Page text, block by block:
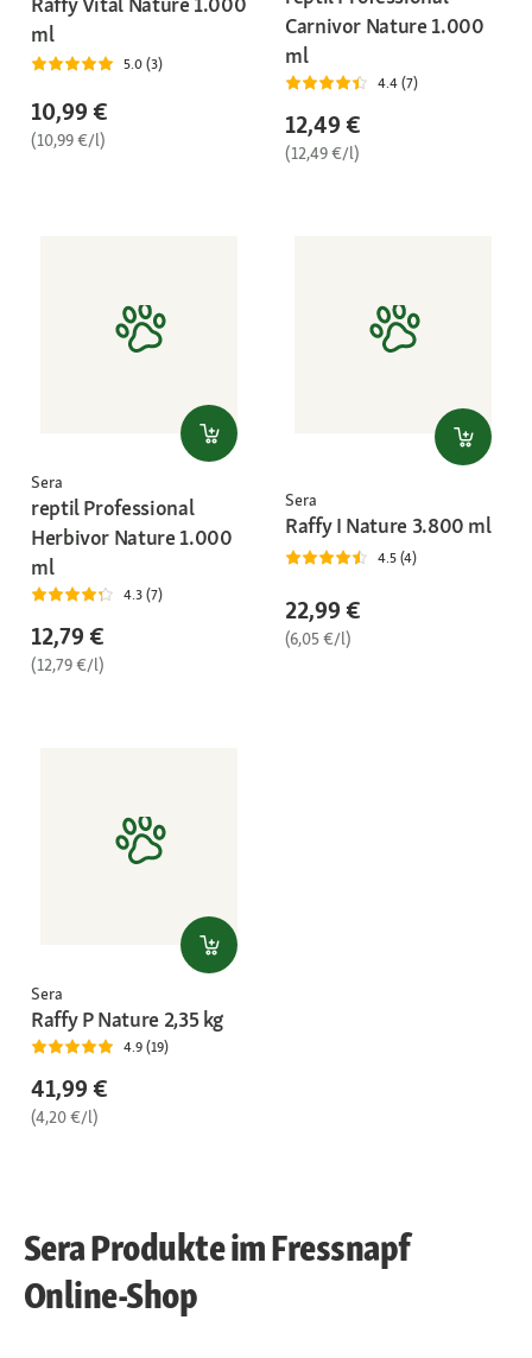
ml
5.0 (3)
10,99 €
(10,99 €/l)
Carnivor Nature 1.000
ml
4.4 (7)
12,49 €
(12,49 €/l)
Sera
reptil Professional
Herbivor Nature 1.000
ml
4.3 (7)
12,79 €
(12,79 €/l)
Sera
Raffy I Nature 3.800 ml
4.5 (4)
22,99 €
(6,05 €/l)
Sera
Raffy P Nature 2,35 kg
4.9 (19)
41,99 €
(4,20 €/l)
Sera Produkte im Fressnapf
Online-Shop